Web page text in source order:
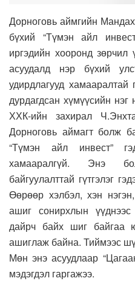
Дорноговь аймгийн
бүхий “Түмэн айл
иргэдийн хооронд
асуудалд нэр бүхий
удирдлагууд
дурдагдсан хүмүүсийн
ХХК-ийн захирал
Дорноговь аймагт болж
“Түмэн айл инвест”
хамааралгүй. Энэ
байгуулалттай гүтгэлэг
Өөрөөр хэлбэл, хэн
ашиг сонирхлын
дайрч байх шиг байгаа
ашиглаж байна. Тиймээс
Мөн энэ асуудлаар
мэдэгдэл гаргажээ.